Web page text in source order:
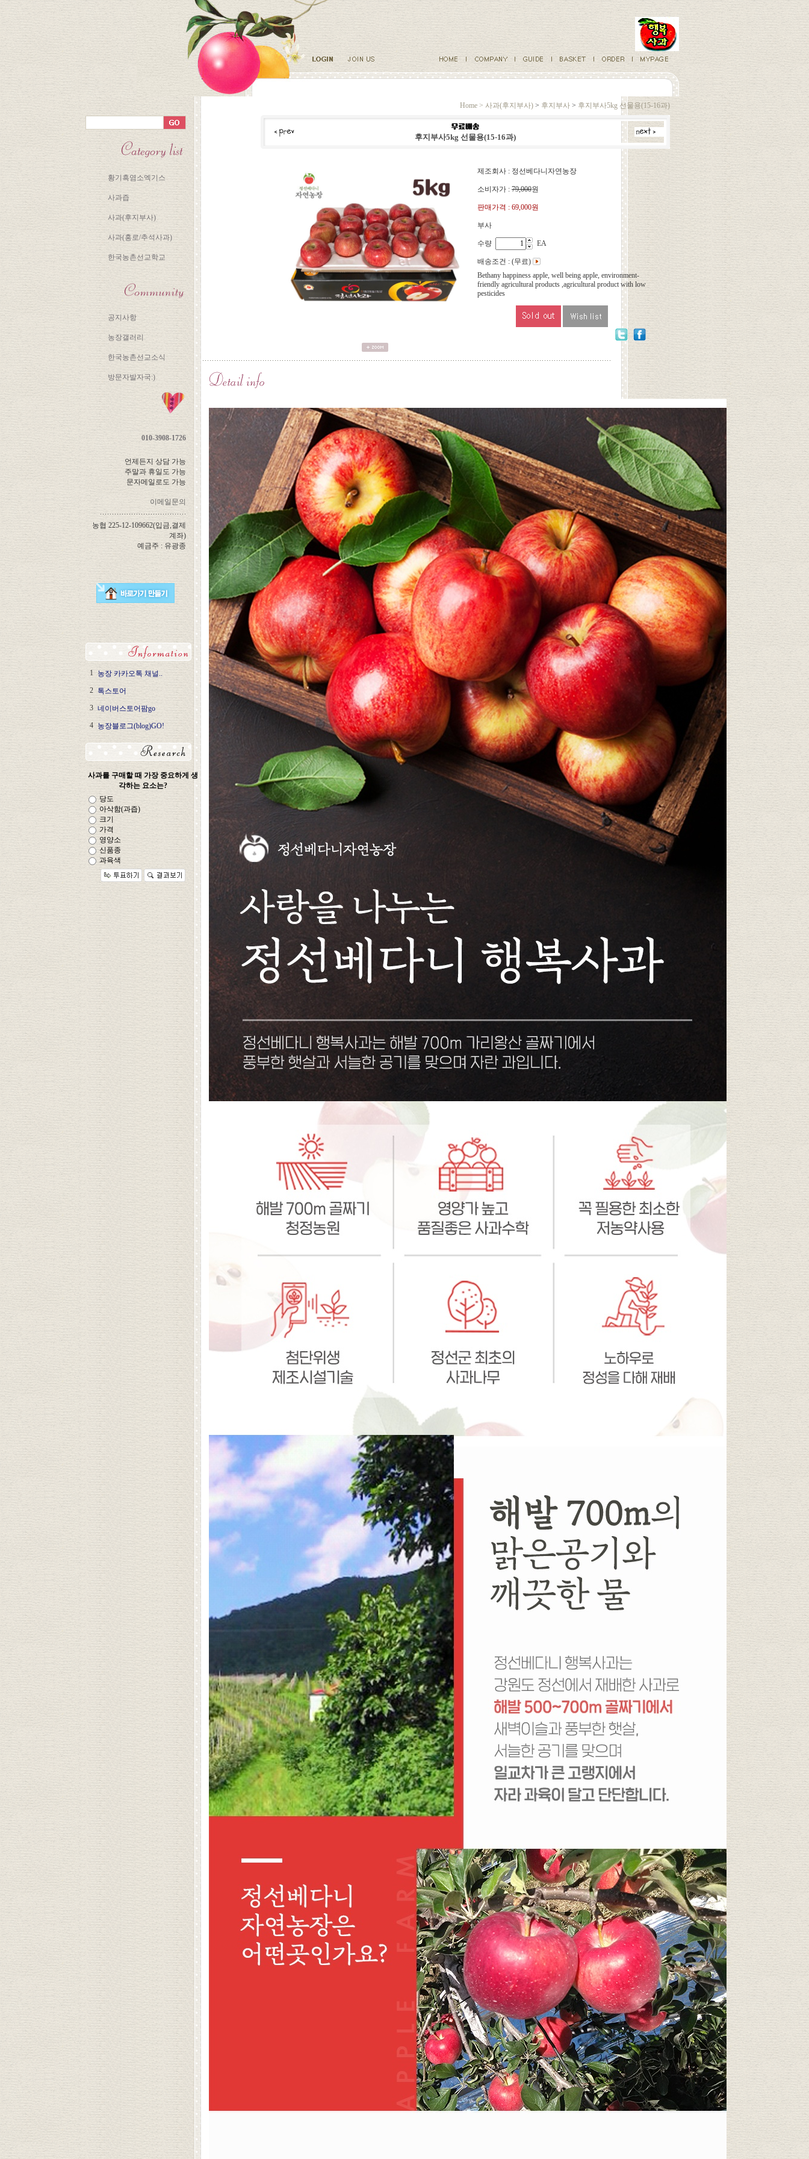
황기흑염소엑기스
사과즙
사과(후지부사)
사과(홍로/추석사과)
한국농촌선교학교
공지사항
농장갤러리
한국농촌선교소식
방문자발자국:)
010-3908-1726
언제든지 상담 가능
주말과 휴일도 가능
문자메일로도 가능
이메일문의
농협 225-12-109662(입금,결제
계좌)
예금주 : 유광종
1 농장 카카오톡 채널..
2
톡스토어
3 네이버스토어팜go
4 농장블로그(blog)GO!
사과를 구매할 때 가장 중요하게 생
각하는 요소는?
당도
아삭함(과즙)
크기
가격
영양소
신품종
과육색
Home > 사과(후지부사) > 후지부사 > 후지부사5kg 선물용(15-16과)
후지부사5kg 선물용(15-16과)
제조회사 : 정선베다니자연농장
소비자가 : 79,000원
판매가격 : 69,000원
부사
수량 EA
배송조건 : (무료)
Bethany happiness apple, well being apple, environment-
friendly agricultural products ,agricultural product with low
pesticides